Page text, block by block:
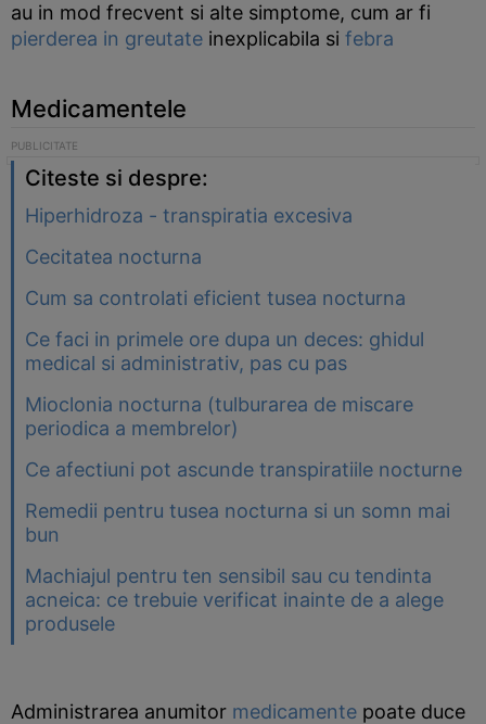
au in mod frecvent si alte simptome, cum ar fi
pierderea in greutate inexplicabila si febra
Medicamentele
Citeste si despre:
Hiperhidroza - transpiratia excesiva
Cecitatea nocturna
Cum sa controlati eficient tusea nocturna
Ce faci in primele ore dupa un deces: ghidul
medical si administrativ, pas cu pas
Mioclonia nocturna (tulburarea de miscare
periodica a membrelor)
Ce afectiuni pot ascunde transpiratiile nocturne
Remedii pentru tusea nocturna si un somn mai
bun
Machiajul pentru ten sensibil sau cu tendinta
acneica: ce trebuie verificat inainte de a alege
produsele
Administrarea anumitor medicamente poate duce